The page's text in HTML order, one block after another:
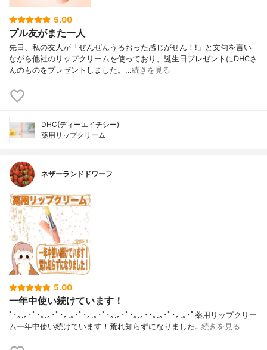
5.00
プル友がまた一人
先日、私の友人が「ぜんぜんうるおった感じがせん！!」と文句を言い
ながら他社のリップクリームを使っており、誕生日プレゼントにDHCさ
んのものをプレゼントしました。…続きを見る
DHC(ディーエイチシー)
薬用リップクリーム
ネザーランドドワーフ
5.00
一年中使い続けています！
ﾟ･｡.｡･ﾟ･｡.｡･ﾟ･｡.｡･ﾟ･｡.｡･ﾟ･｡.｡･ﾟ･｡.｡･･｡.｡･ﾟ･｡.｡･ﾟ薬用リップクリー
ム一年中使い続けています！荒れ知らずになりました…続きを見る